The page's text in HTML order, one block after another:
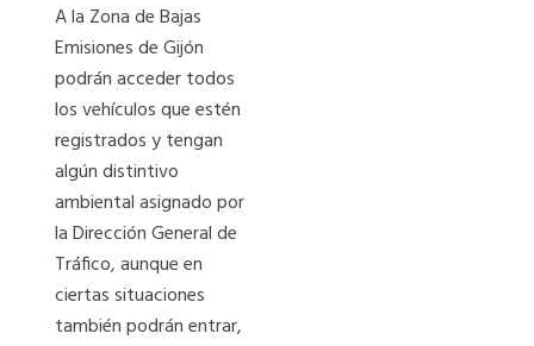
A la Zona de Bajas
Emisiones de Gijón
podrán acceder todos
los vehículos que estén
registrados y tengan
algún distintivo
ambiental asignado por
la Dirección General de
Tráfico, aunque en
ciertas situaciones
también podrán entrar,